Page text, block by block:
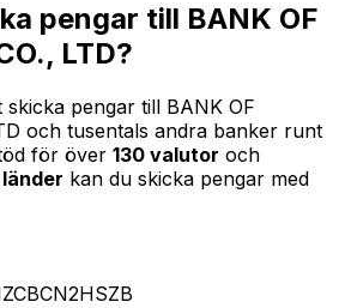
pengar till BANK OF
LTD?
pengar till BANK OF
och tusentals andra banker runt
för över 130 valutor och
kan du skicka pengar med